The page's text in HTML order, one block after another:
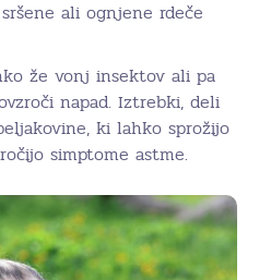
ali ognjene rdeče
že vonj insektov ali pa
napad. Iztrebki, deli
ki lahko sprožijo
simptome astme.